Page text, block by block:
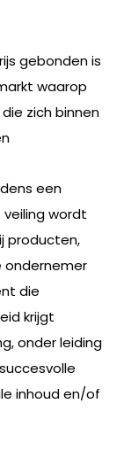
gebonden is
waarop
zich binnen
een
wordt
producten,
ondernemer
die
krijgt
onder leiding
inhoud en/of